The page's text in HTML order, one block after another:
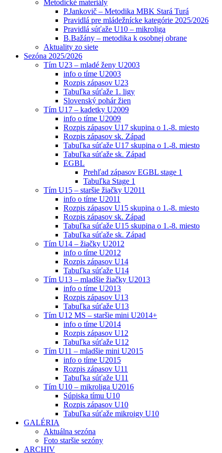
Metodické materiály
P.Jankovič – Metodika MBK Stará Turá
Pravidlá pre mládežnícke kategórie 2025/2026
Pravidlá súťaže U10 – mikroliga
B.Bažány – metodika k osobnej obrane
Aktuality zo siete
Sezóna 2025/2026
Tím U23 – mladé ženy U2003
info o tíme U2003
Rozpis zápasov U23
Tabuľka súťaže 1. ligy
Slovenský pohár žien
Tím U17 – kadetky U2009
info o tíme U2009
Rozpis zápasov U17 skupina o 1.-8. miesto
Rozpis zápasov sk. Západ
Tabuľka súťaže U17 skupina o 1.-8. miesto
Tabuľka súťaže sk. Západ
EGBL
Prehľad zápasov EGBL stage 1
Tabuľka Stage 1
Tím U15 – staršie žiačky U2011
info o tíme U2011
Rozpis zápasov U15 skupina o 1.-8. miesto
Rozpis zápasov sk. Západ
Tabuľka súťaže U15 skupina o 1.-8. miesto
Tabuľka súťaže sk. Západ
Tím U14 – žiačky U2012
info o tíme U2012
Rozpis zápasov U14
Tabuľka súťaže U14
Tím U13 – mladšie žiačky U2013
info o tíme U2013
Rozpis zápasov U13
Tabuľka súťaže U13
Tím U12 MS – staršie mini U2014+
info o tíme U2014
Rozpis zápasov U12
Tabuľka súťaže U12
Tím U11 – mladšie mini U2015
info o tíme U2015
Rozpis zápasov U11
Tabuľka súťaže U11
Tím U10 – mikroliga U2016
Súpiska tímu U10
Rozpis zápasov U10
Tabuľka súťaže mikroigy U10
GALÉRIA
Aktuálna sezóna
Foto staršie sezóny
ARCHIV